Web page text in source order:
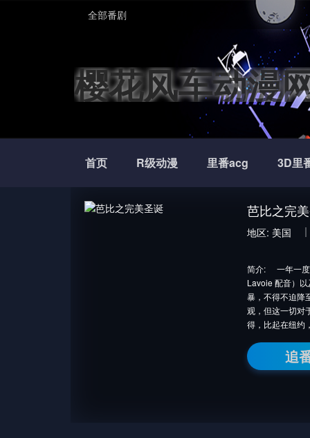
全部番剧
樱花风车动漫
首页 R级动漫 里番acg 3D里
芭比之完
地区: 美国
简介:
一年一
Lavoie 配音）
暴，不得不迫降
观，但这一切对
得，比起在纽约
追